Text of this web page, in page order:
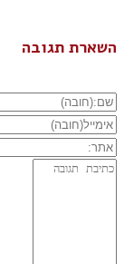
השארת תגובה